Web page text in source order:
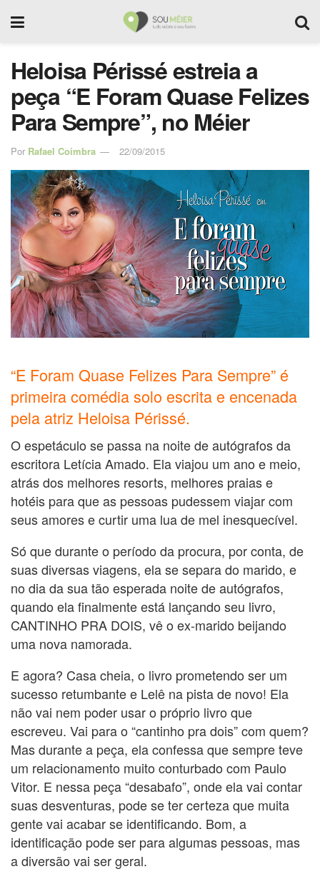
Heloisa Périssé estreia a
peça “E Foram Quase Felizes
Para Sempre”, no Méier
Por Rafael Coimbra 22/09/2015
“E Foram Quase Felizes Para Sempre” é
primeira comédia solo escrita e encenada
pela atriz Heloisa Périssé.
O espetáculo se passa na noite de autógrafos da
escritora Letícia Amado. Ela viajou um ano e meio,
atrás dos melhores resorts, melhores praias e
hotéis para que as pessoas pudessem viajar com
seus amores e curtir uma lua de mel inesquecível.
Só que durante o período da procura, por conta, de
suas diversas viagens, ela se separa do marido, e
no dia da sua tão esperada noite de autógrafos,
quando ela finalmente está lançando seu livro,
CANTINHO PRA DOIS, vê o ex-marido beijando
uma nova namorada.
E agora? Casa cheia, o livro prometendo ser um
sucesso retumbante e Lelê na pista de novo! Ela
não vai nem poder usar o próprio livro que
escreveu. Vai para o “cantinho pra dois” com quem?
Mas durante a peça, ela confessa que sempre teve
um relacionamento muito conturbado com Paulo
Vitor. E nessa peça “desabafo”, onde ela vai contar
suas desventuras, pode se ter certeza que muita
gente vai acabar se identificando. Bom, a
identificação pode ser para algumas pessoas, mas
a diversão vai ser geral.